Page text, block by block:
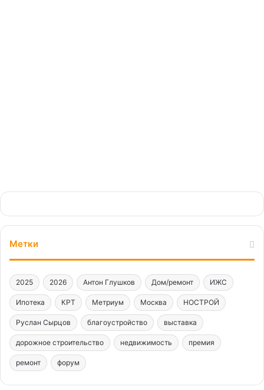
Метки
2025 2026 Антон Глушков Дом/ремонт ИЖС
Ипотека КРТ Метриум Москва НОСТРОЙ
Руслан Сырцов благоустройство выставка
дорожное строительство недвижимость премия
ремонт форум